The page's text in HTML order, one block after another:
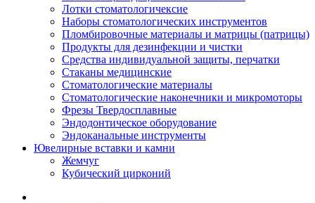
Лотки стоматологичексие
Наборы стоматологических инструментов
Пломбировочные материалы и матрицы (патрицы)
Продукты для дезинфекции и чистки
Средства индивидуальной защиты, перчатки
Стаканы медицинские
Стоматологические материалы
Стоматологические наконечники и микромоторы
Фрезы Твердосплавные
Эндодонтическое оборудование
Эндоканальные инструменты
Ювелирные вставки и камни
Жемчуг
Кубический цирконий